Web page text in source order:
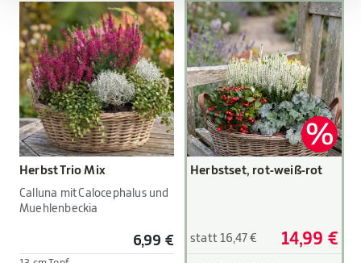
Herbst Trio Mix
Calluna mit Calocephalus und
Muehlenbeckia
6,99 €
Herbstset, rot-weiß-rot
statt 16,47 € 14,99 €